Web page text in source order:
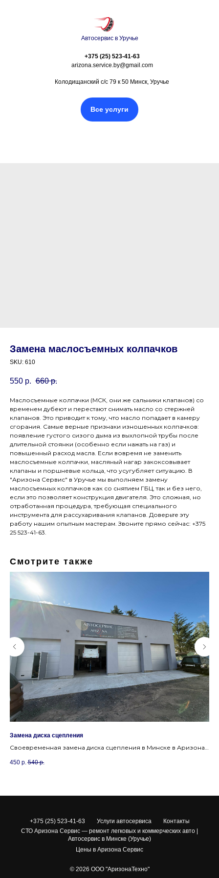
Автосервис в Уручье
+375 (25) 523-41-63
arizona.service.by@gmail.com
Колодищанский с/с 79 к 50 Минск, Уручье
Все услуги
Замена маслосъемных колпачков
SKU: 610
550 р. 660 р.
Маслосъемные колпачки (МСК, они же сальники клапанов) со
временем дубеют и перестают снимать масло со стержней
клапанов. Это приводит к тому, что масло попадает в камеру
сгорания. Самые верные признаки изношенных колпачков:
появление густого сизого дыма из выхлопной трубы после
длительной стоянки (особенно если нажать на газ) и
повышенный расход масла. Если вовремя не заменить
маслосъемные колпачки, масляный нагар закоксовывает
клапаны и поршневые кольца, что усугубляет ситуацию. В
"Аризона Сервис" в Уручье мы выполняем замену
маслосъемных колпачков как со снятием ГБЦ, так и без него,
если это позволяет конструкция двигателя. Это сложная, но
отработанная процедура, требующая специального
инструмента для рассухаривания клапанов. Доверьте эту
работу нашим опытным мастерам. Звоните прямо сейчас: +375
25 523-41-63.
Смотрите также
Замена диска сцепления
Своевременная замена диска сцепления в Минске в Аризона
450 р. 540 р.
+375 (25) 523-41-63 Услуги автосервиса
Контакты
СТО Аризона Сервис — ремонт легковых и коммерческих авто |
Автосервис в Минске (Уручье)
Цены в Аризона Сервис
© 2026 ООО "АризонаТехно"